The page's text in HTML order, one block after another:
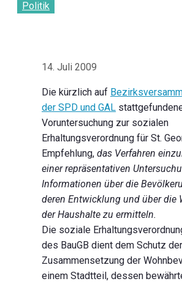
Politik
14. Juli 2009
Die kürzlich auf
der SPD und GAL
Voruntersuchung zur sozialen
Erhaltungsverordnung für St.
Empfehlung, das Verfahren
einer repräsentativen
Informationen über die
deren Entwicklung und über die
der Haushalte zu ermitteln.
Die soziale
des BauGB dient dem Schutz der
Zusammensetzung der
einem Stadtteil, dessen